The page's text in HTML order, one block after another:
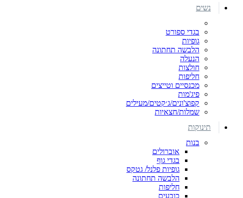
נשים
בגדי ספורט
גופיות
הלבשה תחתונה
הנעלה
חולצות
חליפות
מכנסיים וטייצים
פיג'מות
קפוצ'ונים/ג׳קטים/מעילים
שמלות/חצאיות
תינוקות
בנות
אוברולים
בגדי גוף
גופיות פלנל/ גטקס
הלבשה תחתונה
חליפות
כובעים